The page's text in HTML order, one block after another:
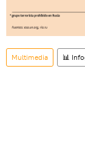
Multimedia 📊